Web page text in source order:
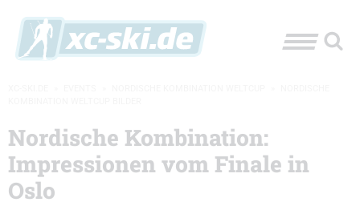
Nordische Kombination:
Impressionen vom Finale in
Oslo